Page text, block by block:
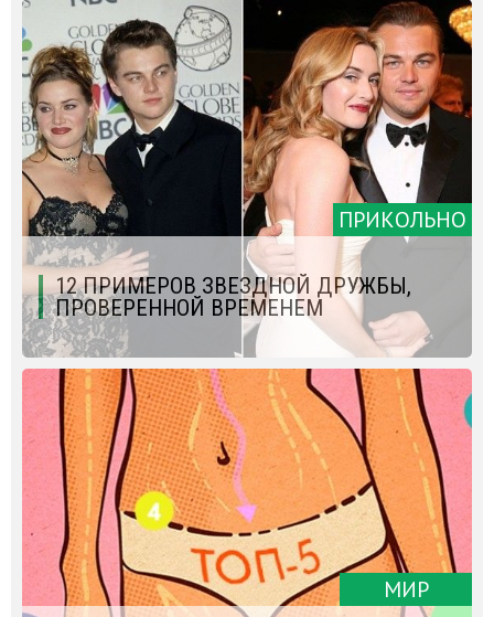
ПРИКОЛЬНО
12 ПРИМЕРОВ ЗВЕЗДНОЙ ДРУЖБЫ,
ПРОВЕРЕННОЙ ВРЕМЕНЕМ
МИР